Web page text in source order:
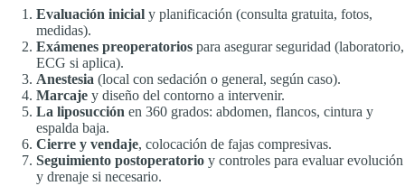
Evaluación inicial y planificación (consulta gratuita, fotos,
medidas).
Exámenes preoperatorios para asegurar seguridad (laboratorio,
ECG si aplica).
Anestesia (local con sedación o general, según caso).
Marcaje y diseño del contorno a intervenir.
La liposucción en 360 grados: abdomen, flancos, cintura y
espalda baja.
Cierre y vendaje, colocación de fajas compresivas.
Seguimiento postoperatorio y controles para evaluar evolución
y drenaje si necesario.